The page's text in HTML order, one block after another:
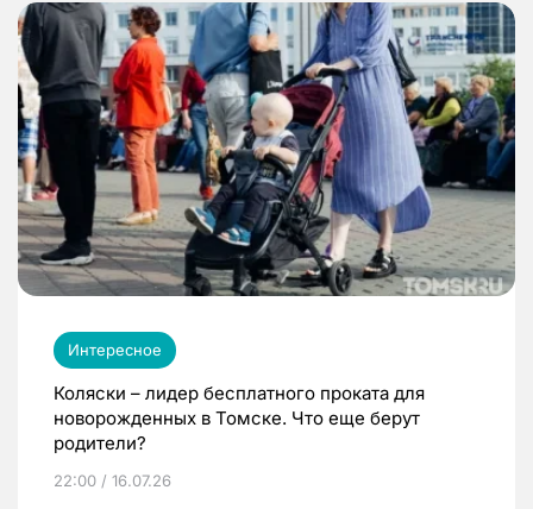
Интересное
Коляски – лидер бесплатного проката для
новорожденных в Томске. Что еще берут
родители?
22:00 / 16.07.26